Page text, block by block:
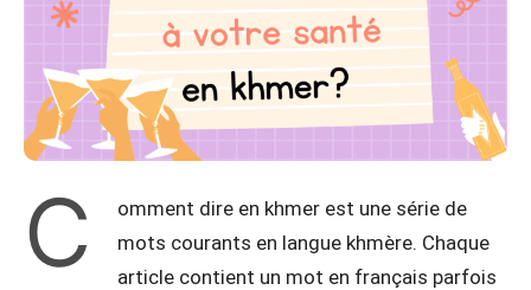
C
omment dire en khmer est une série de
mots courants en langue khmère. Chaque
article contient un mot en français parfois